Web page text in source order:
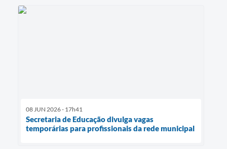
08 JUN 2026 - 17h41
Secretaria de Educação divulga vagas
temporárias para profissionais da rede municipal